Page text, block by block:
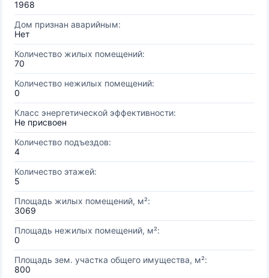
1968
Дом признан аварийным:
Нет
Количество жилых помещений:
70
Количество нежилых помещений:
0
Класс энергетической эффективности:
Не присвоен
Количество подъездов:
4
Количество этажей:
5
Площадь жилых помещений, м²:
3069
Площадь нежилых помещений, м²:
0
Площадь зем. участка общего имущества, м²:
800